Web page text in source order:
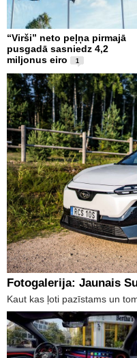
“Virši” neto peļņa pirmajā
pusgadā sasniedz 4,2
miljonus eiro
1
Fotogalerija: Jaunais
Kaut kas ļoti pazīstams un